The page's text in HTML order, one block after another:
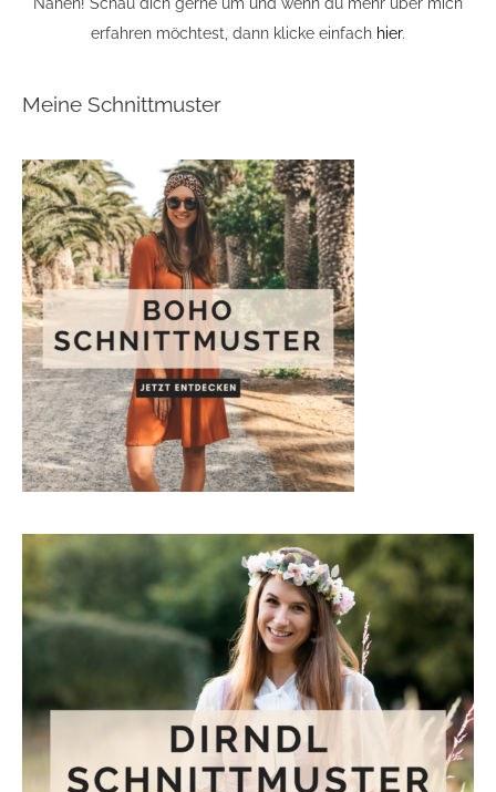
Nähen! Schau dich gerne um und wenn du mehr über mich
erfahren möchtest, dann klicke einfach hier.
Meine Schnittmuster